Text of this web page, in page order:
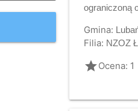
ograniczoną
Gmina:
Filia: NZOZ
gradeOcena: 1